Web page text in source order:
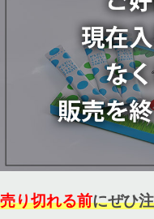
売り切れる前にぜひ